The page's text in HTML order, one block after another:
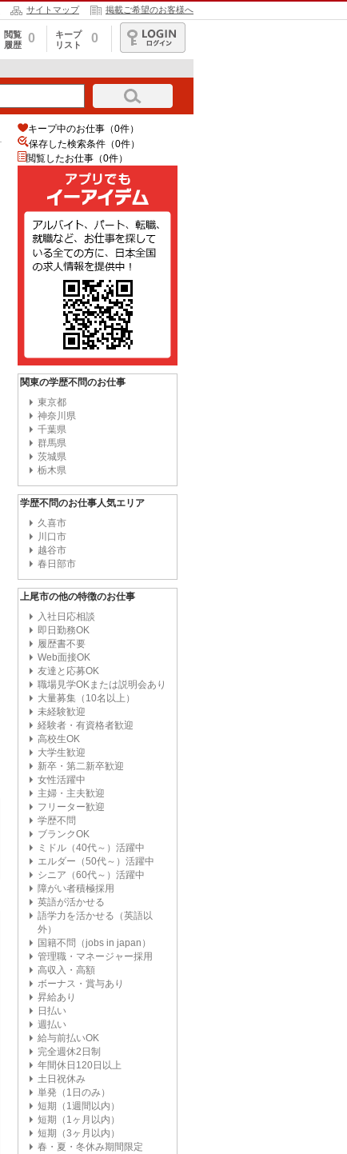
サイトマップ 掲載ご希望のお客様へ
閲覧
履歴
0
キープ
リスト
0
ログイン
キープ中のお仕事（0件）
保存した検索条件（0件）
閲覧したお仕事（0件）
関東の学歴不問のお仕事
東京都
神奈川県
千葉県
群馬県
茨城県
栃木県
学歴不問のお仕事人気エリア
久喜市
川口市
越谷市
春日部市
上尾市の他の特徴のお仕事
入社日応相談
即日勤務OK
履歴書不要
Web面接OK
友達と応募OK
職場見学OKまたは説明会あり
大量募集（10名以上）
未経験歓迎
経験者・有資格者歓迎
高校生OK
大学生歓迎
新卒・第二新卒歓迎
女性活躍中
主婦・主夫歓迎
フリーター歓迎
学歴不問
ブランクOK
ミドル（40代～）活躍中
エルダー（50代～）活躍中
シニア（60代～）活躍中
障がい者積極採用
英語が活かせる
語学力を活かせる（英語以
外）
国籍不問（jobs in japan）
管理職・マネージャー採用
高収入・高額
ボーナス・賞与あり
昇給あり
日払い
週払い
給与前払いOK
完全週休2日制
年間休日120日以上
土日祝休み
単発（1日のみ）
短期（1週間以内）
短期（1ヶ月以内）
短期（3ヶ月以内）
春・夏・冬休み期間限定